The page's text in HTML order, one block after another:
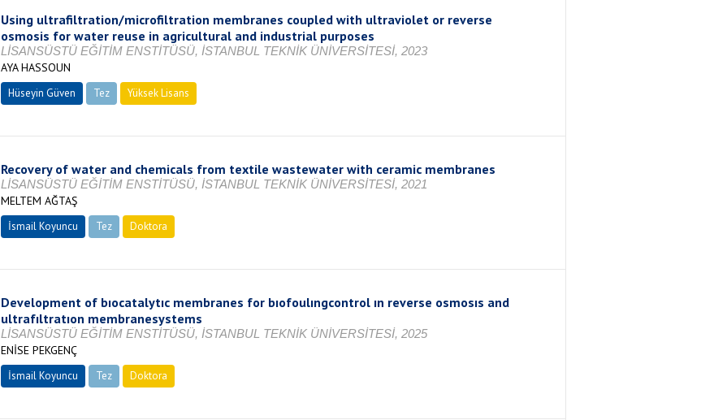
Using ultrafiltration/microfiltration membranes coupled with ultraviolet or reverse
osmosis for water reuse in agricultural and industrial purposes
LİSANSÜSTÜ EĞİTİM ENSTİTÜSÜ, İSTANBUL TEKNİK ÜNİVERSİTESİ, 2023
AYA HASSOUN
Hüseyin Güven Tez Yüksek Lisans
Recovery of water and chemicals from textile wastewater with ceramic membranes
LİSANSÜSTÜ EĞİTİM ENSTİTÜSÜ, İSTANBUL TEKNİK ÜNİVERSİTESİ, 2021
MELTEM AĞTAŞ
İsmail Koyuncu Tez Doktora
Development of bıocatalytıc membranes for bıofoulıngcontrol ın reverse osmosıs and
ultrafıltratıon membranesystems
LİSANSÜSTÜ EĞİTİM ENSTİTÜSÜ, İSTANBUL TEKNİK ÜNİVERSİTESİ, 2025
ENİSE PEKGENÇ
İsmail Koyuncu Tez Doktora